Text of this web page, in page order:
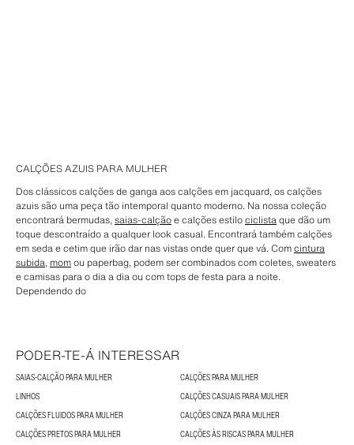
CALÇÕES AZUIS PARA MULHER
Dos clássicos calções de ganga aos calções em jacquard, os calções
azuis são uma peça tão intemporal quanto moderno. Na nossa coleção
encontrará bermudas,saias-calçãoe calções estilociclistaque dão um
toque descontraído a qualquer look casual. Encontrará também calções
em seda e cetim que irão dar nas vistas onde quer que vá. Comcintura
subida, momou paperbag, podem ser combinados com coletes, sweaters
e camisas para o dia a dia ou com tops de festa para a noite.
Dependendo do
PODER-TE-Á INTERESSAR
SAIAS-CALÇÃO PARA MULHER
CALÇÕES PARA MULHER
LINHOS
CALÇÕES CASUAIS PARA MULHER
CALÇÕES FLUIDOS PARA MULHER
CALÇÕES CINZA PARA MULHER
CALÇÕES PRETOS PARA MULHER
CALÇÕES ÀS RISCAS PARA MULHER